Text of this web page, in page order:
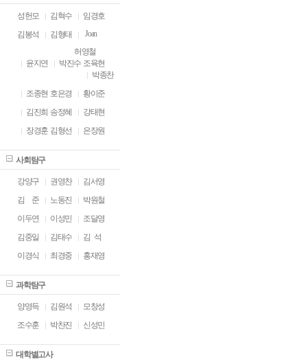
성헌모 김혁수
임경호
김봉석
김형태
Joan
허영철
윤지연
박진수 조육현
박종찬
조종현 호은경
황이준
김진희 송정혜
강태현
장경훈 김형선 은장원
사회탐구
강양구 권영찬
김서영
김
준 노동진
박원철
이두연
이성민
조달영
김중일
김태수
김 석
이경식
최경중 홍재영
과학탐구
양영득 김원석
모창성
조수훈
박찬진 신성민
대학별고사